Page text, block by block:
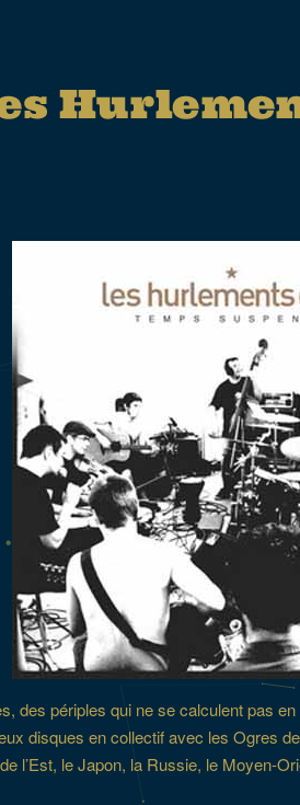
périples qui ne se calculent pas
disques en collectif avec les Ogres
l’Est, le Japon, la Russie, le